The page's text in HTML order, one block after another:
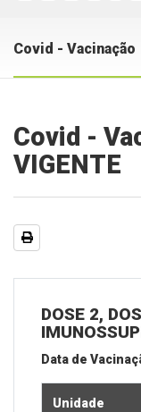
Covid - Vacinação
Covid -
VIGENTE
DOSE 2,
Data de
Unidade